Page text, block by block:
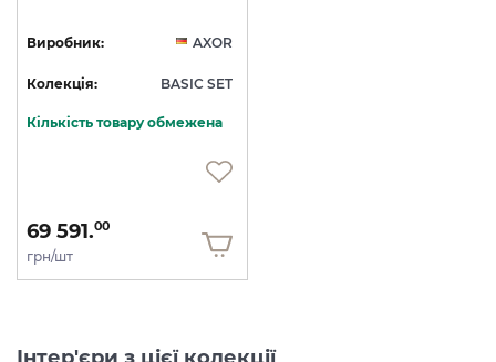
Виробник: AXOR
Колекція: BASIC SET
Кількість товару обмежена
69 591.00
грн/шт